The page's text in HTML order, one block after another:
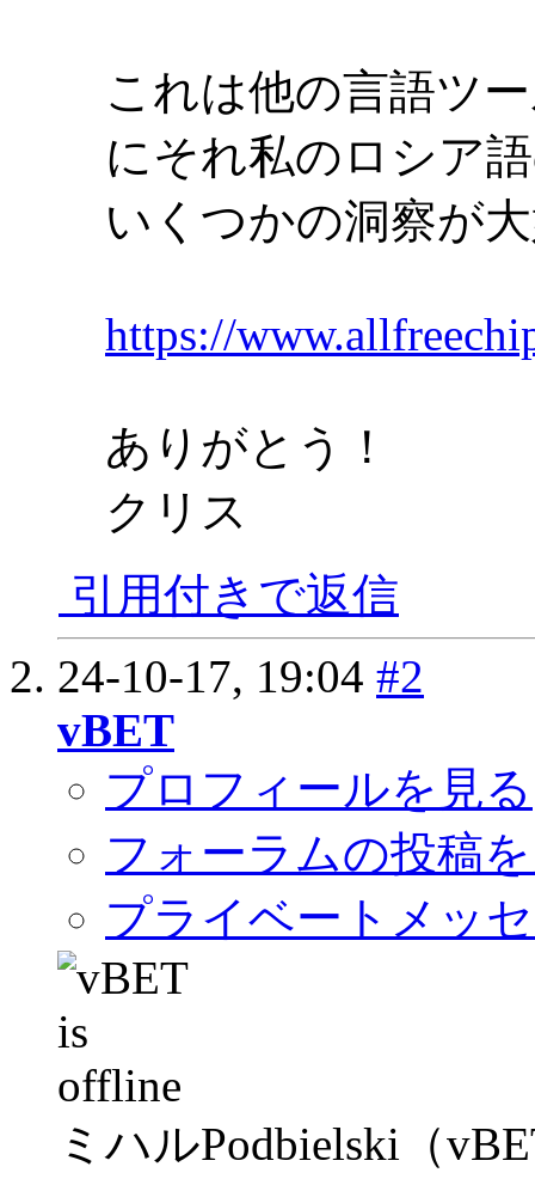
これは他の言語ツ
にそれ私のロシア
いくつかの洞察が
https://
ありがとう！
クリス
引用付きで返信
24-10-17, 19:04 #2
vBET
プロフィールを見る
フォーラムの投稿
プライベートメッ
ミハルPodbielski（